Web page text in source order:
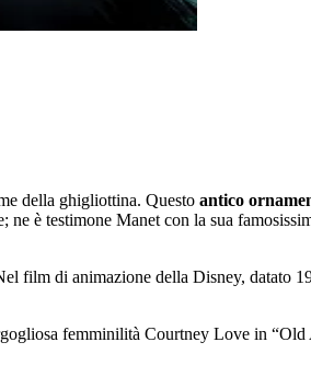
della ghigliottina. Questo antico
ne è testimone Manet con la sua
film di animazione della Disney, datato
femminilità Courtney Love in